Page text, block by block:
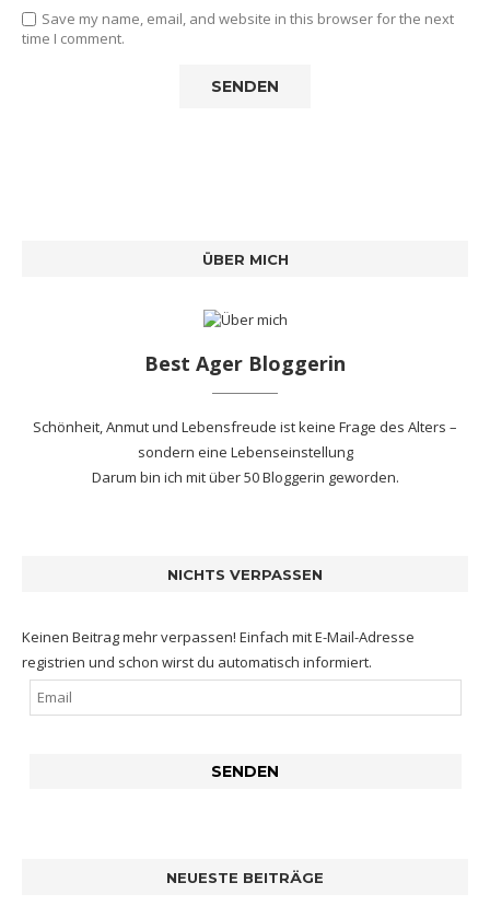
Save my name, email, and website in this browser for the next
time I comment.
ÜBER MICH
Best Ager Bloggerin
Schönheit, Anmut und Lebensfreude ist keine Frage des Alters –
sondern eine Lebenseinstellung
Darum bin ich mitüber 50 Bloggerin geworden.
NICHTS VERPASSEN
Keinen Beitrag mehr verpassen! Einfach mit E-Mail-Adresse
registrien und schon wirst du automatisch informiert.
NEUESTE BEITRÄGE